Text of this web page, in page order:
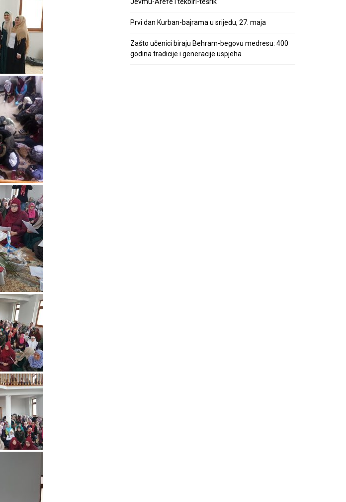
Prvi dan Kurban-bajrama u srijedu, 27. maja
Zašto učenici biraju Behram-begovu medresu: 400
godina tradicije i generacije uspjeha